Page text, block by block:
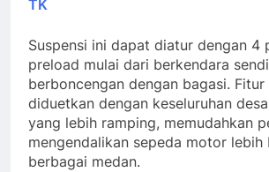
TK
Suspensi ini dapat diatur dengan 4
preload mulai dari berkendara
berboncengan dengan bagasi.
diduetkan dengan keseluruhan
yang lebih ramping, memudahkan
mengendalikan sepeda motor lebih
berbagai medan.